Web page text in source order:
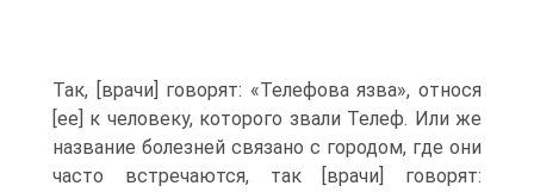
Так, [врачи] говорят: «Телефова язва», относя
[ее] к человеку, которого звали Телеф. Или же
название болезней связано с городом, где они
часто встречаются, так [врачи] говорят: